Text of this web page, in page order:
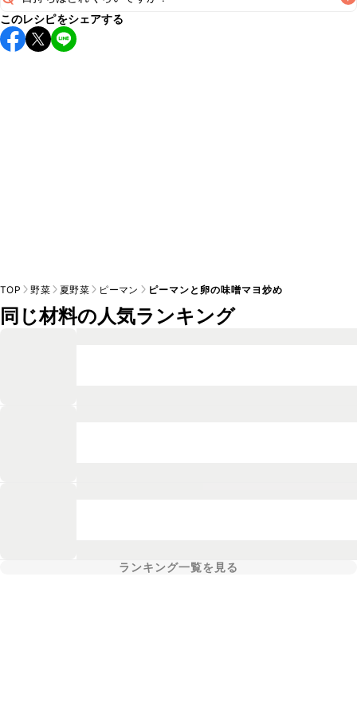
A
保存期間は冷蔵で翌日中が目安です。なるべくお早めにお召
し上がりください。
このレシピをシェアする
TOP 野菜 夏野菜 ピーマン ピーマンと卵の味噌マヨ炒め
同じ材料の人気ランキング
ランキング一覧を見る